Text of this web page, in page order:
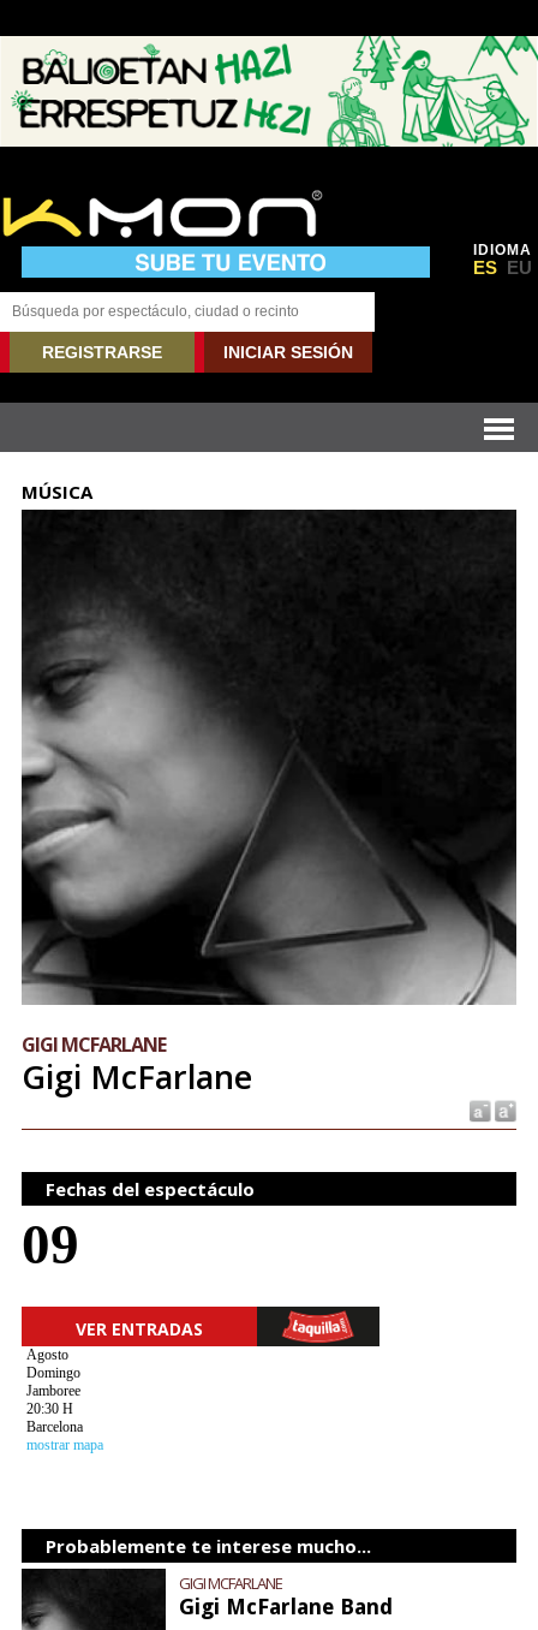
IDIOMA
ES EU
REGISTRARSE INICIAR SESIÓN
MÚSICA
GIGI MCFARLANE
Gigi McFarlane
Fechas del espectáculo
09
VER ENTRADAS
Agosto
Domingo
Jamboree
20:30 H
Barcelona
mostrar mapa
Probablemente te interese mucho...
GIGI MCFARLANE
Gigi McFarlane Band